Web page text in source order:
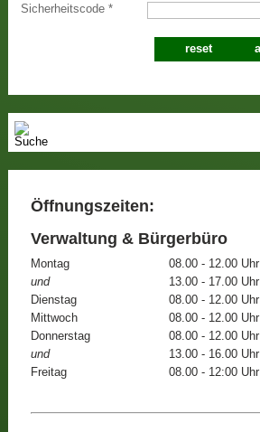
Sicherheitscode*
Öffnungszeiten:
Verwaltung & Bürgerbüro
Montag
08.00 - 12.00 Uhr
und
13.00 - 17.00 Uhr
Dienstag
08.00 - 12.00 Uhr
Mittwoch
08.00 - 12.00 Uhr
Donnerstag
08.00 - 12.00 Uhr
und
13.00 - 16.00 Uhr
Freitag
08.00 - 12:00 Uhr